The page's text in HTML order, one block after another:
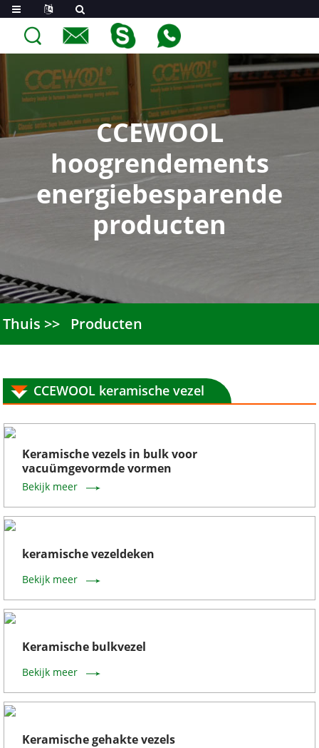
CCEWOOL
hoogrendements
energiebesparende
producten
Thuis Producten
CCEWOOL keramische vezel
Keramische vezels in bulk voor
vacuümgevormde vormen
Bekijk meer
keramische vezeldeken
Bekijk meer
Keramische bulkvezel
Bekijk meer
Keramische gehakte vezels